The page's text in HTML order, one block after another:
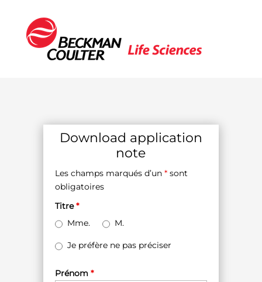
Download application
note
Les champs marqués d’un *sont
obligatoires
Titre*
Mme.
M.
Je préfère ne pas préciser
Prénom *